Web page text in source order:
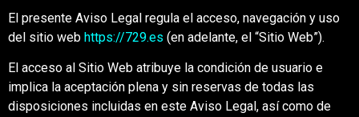
El presente Aviso Legal regula el acceso, navegación y uso
del sitio web https://729.es (en adelante, el “Sitio Web”).
El acceso al Sitio Web atribuye la condición de usuario e
implica la aceptación plena y sin reservas de todas las
disposiciones incluidas en este Aviso Legal, así como de